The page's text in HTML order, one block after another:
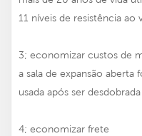
11 níveis de resistência ao
3; economizar custos de
a sala de expansão aberta
usada após ser
4; economizar frete